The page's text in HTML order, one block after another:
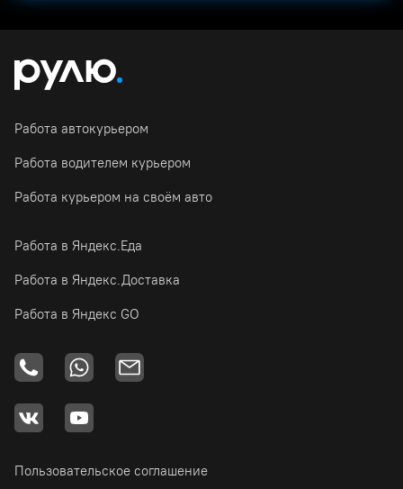
Работа автокурьером
Работа водителем курьером
Работа курьером на своём авто
Работа в Яндекс.Еда
Работа в Яндекс.Доставка
Работа в Яндекс GO
Пользовательское соглашение